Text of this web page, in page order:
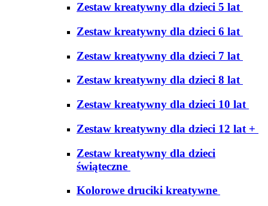
Zestaw kreatywny dla dzieci 5 lat
Zestaw kreatywny dla dzieci 6 lat
Zestaw kreatywny dla dzieci 7 lat
Zestaw kreatywny dla dzieci 8 lat
Zestaw kreatywny dla dzieci 10 lat
Zestaw kreatywny dla dzieci 12 lat +
Zestaw kreatywny dla dzieci
świąteczne
Kolorowe druciki kreatywne